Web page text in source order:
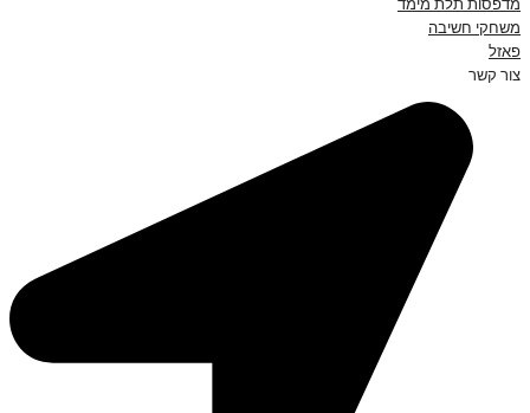
משחקי חשיבה
פאזל
צור קשר